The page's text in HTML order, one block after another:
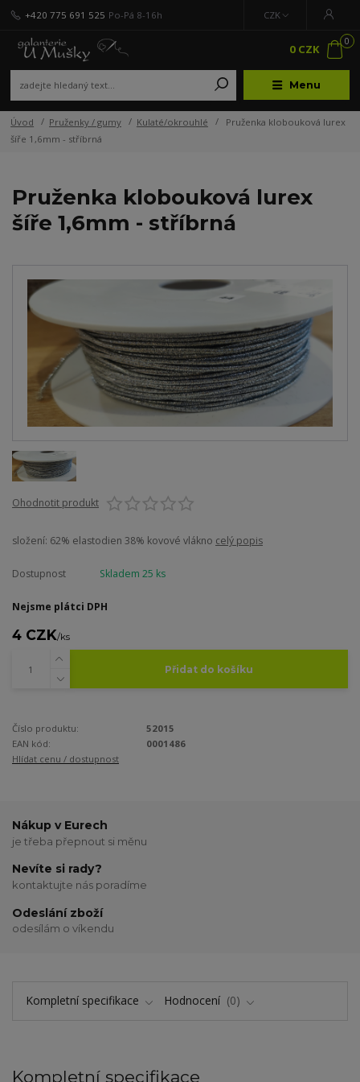
Menu
CZK
+420 775 691 525 Po-Pá 8-16h
0
0 CZK
Úvod Pruženky / gumy Kulaté/okrouhlé
Pruženka klobouková lurex
šíře 1,6mm - stříbrná
Pruženka klobouková lurex
šíře 1,6mm - stříbrná
Ohodnotit produkt
složení: 62% elastodien 38% kovové vlákno celý popis
Dostupnost Skladem 25 ks
Nejsme plátci DPH
4 CZK/ks
Přidat do košíku
Číslo produktu:
52015
EAN kód:
0001486
Hlídat cenu / dostupnost
Nákup v Eurech
je třeba přepnout si měnu
Nevíte si rady?
kontaktujte nás poradíme
Odeslání zboží
odesílám o víkendu
Kompletní specifikace Hodnocení 0
Kompletní specifikace